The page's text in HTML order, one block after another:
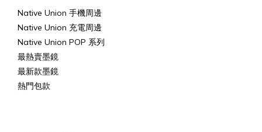
Native Union 手機周邊
Native Union 充電周邊
Native Union POP 系列
最熱賣墨鏡
最新款墨鏡
熱門包款